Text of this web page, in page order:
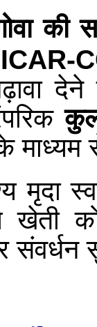
ICAR-
खेती
संवर्धन